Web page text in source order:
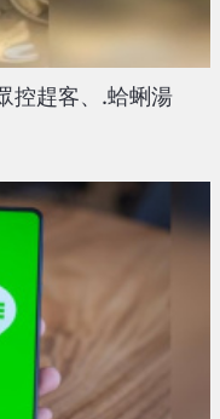
控趕客、.蛤蜊湯